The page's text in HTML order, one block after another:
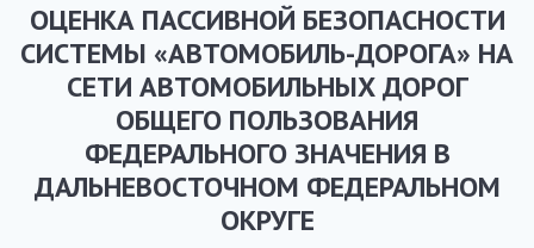
ОЦЕНКА ПАССИВНОЙ БЕЗОПАСНОСТИ
СИСТЕМЫ «АВТОМОБИЛЬ-ДОРОГА» НА
СЕТИ АВТОМОБИЛЬНЫХ ДОРОГ
ОБЩЕГО ПОЛЬЗОВАНИЯ
ФЕДЕРАЛЬНОГО ЗНАЧЕНИЯ В
ДАЛЬНЕВОСТОЧНОМ ФЕДЕРАЛЬНОМ
ОКРУГЕ